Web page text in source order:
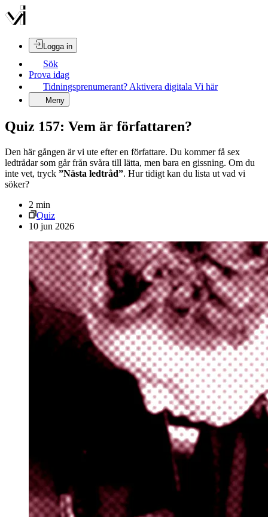
Logga in
Sök
Prova idag
Tidningsprenumerant? Aktivera digitala Vi här
Meny
Quiz 157: Vem är författaren?
Den här gången är vi ute efter en författare. Du kommer få sex
ledtrådar som går från svåra till lätta, men bara en gissning. Om du
inte vet, tryck ”Nästa ledtråd”. Hur tidigt kan du lista ut vad vi
söker?
2 min
Quiz
10 jun 2026